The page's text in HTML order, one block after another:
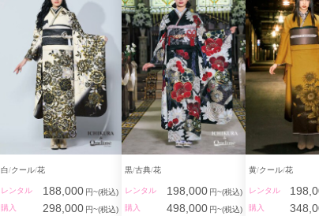
白 クール 花
レンタル 188,000 円~(税込)
購入
298,000 円~(税込)
黒 古典 花
レンタル 198,000 円~(税込)
購入
498,000 円~(税込)
黄 クール 花
レンタル
購入